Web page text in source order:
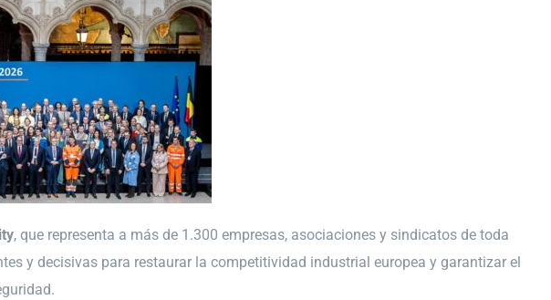
, que representa a más de 1.300 empresas, asociaciones y sindicatos de toda
y decisivas para restaurar la competitividad industrial europea y garantizar el